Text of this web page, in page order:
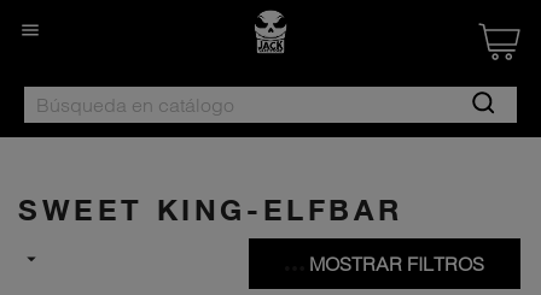

Created by
from the Noun
SWEET KING-ELFBAR
 MOSTRAR FILTROS